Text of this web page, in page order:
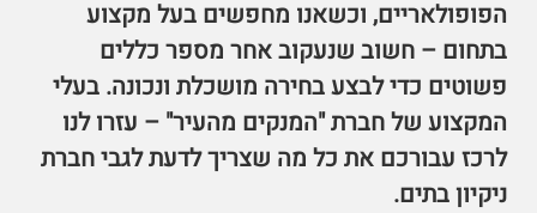
הפופולאריים, וכשאנו מחפשים בעל מקצוע
בתחום – חשוב שנעקוב אחר מספר כללים
פשוטים כדי לבצע בחירה מושכלת ונכונה. בעלי
המקצוע של חברת "המנקים מהעיר" – עזרו לנו
לרכז עבורכם את כל מה שצריך לדעת לגבי חברת
ניקיון בתים.